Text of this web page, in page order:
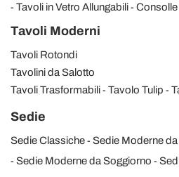
Tavoli in Vetro Allungabili
Consolle
Tavoli Moderni
Tavoli Rotondi
Tavolini da Salotto
Tavoli Trasformabili
Tavolo Tulip
Sedie
Sedie Classiche
Sedie Moderne da
Sedie Moderne da Soggiorno